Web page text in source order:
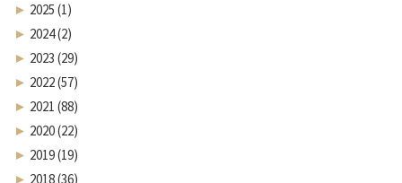
► 2025 (1)
► 2024 (2)
► 2023 (29)
► 2022 (57)
► 2021 (88)
► 2020 (22)
► 2019 (19)
► 2018 (36)